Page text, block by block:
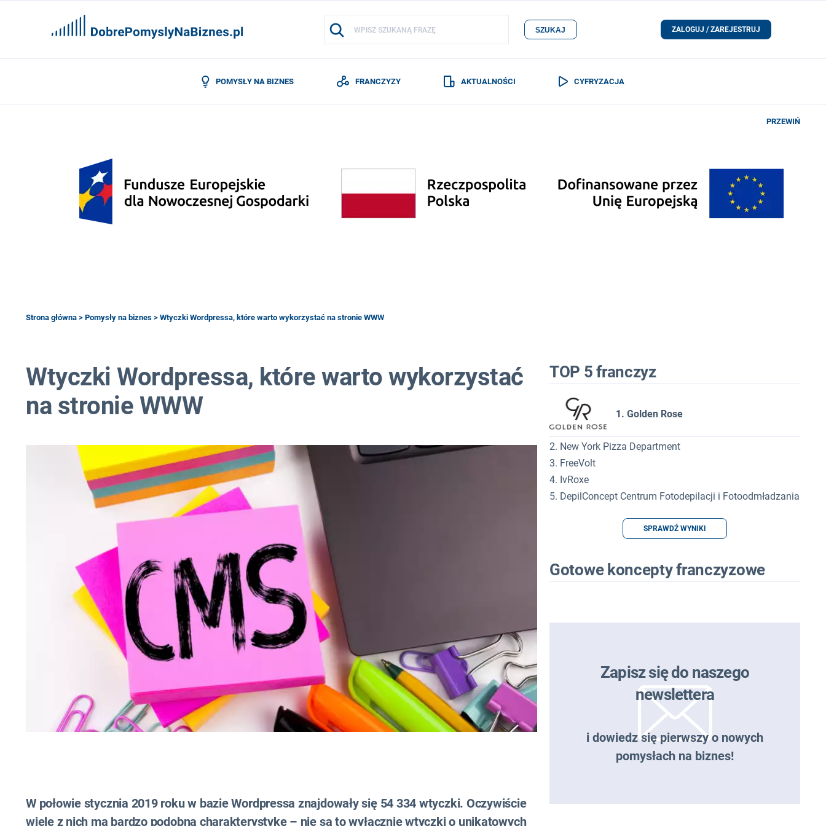
SZUKAJ ZALOGUJ / ZAREJESTRUJ
POMYSŁY NA BIZNES FRANCZYZY AKTUALNOŚCI CYFRYZACJA
PRZEWIŃ
Strona główna > Pomysły na biznes > Wtyczki Wordpressa, które warto wykorzystać na stronie WWW
Wtyczki Wordpressa, które warto wykorzystać
na stronie WWW
W połowie stycznia 2019 roku w bazie Wordpressa znajdowały się 54 334 wtyczki. Oczywiście
wiele z nich ma bardzo podobną charakterystykę – nie są to wyłącznie wtyczki o unikatowych
TOP 5 franczyz
1. Golden Rose
2. New York Pizza Department
3. FreeVolt
4. IvRoxe
5. DepilConcept Centrum Fotodepilacji i Fotoodmładzania
SPRAWDŹ WYNIKI
Gotowe koncepty franczyzowe
Zapisz się do naszego
newslettera
i dowiedz się pierwszy o nowych
pomysłach na biznes!